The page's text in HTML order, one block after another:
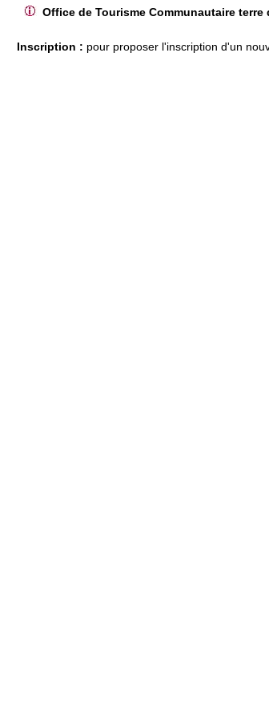
Office de Tourisme Communautaire terre
Inscription : pour proposer l'inscription d'un